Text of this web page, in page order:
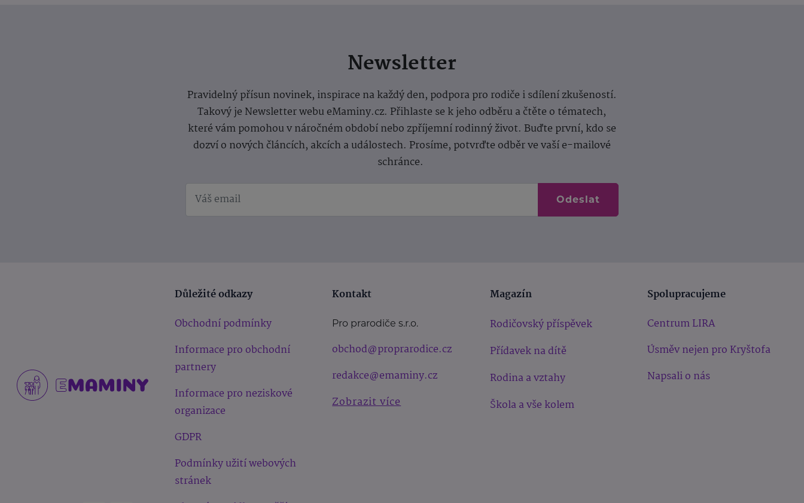
Newsletter
Pravidelný přísun novinek, inspirace na každý den, podpora pro rodiče i sdílení zkušeností.
Takový je Newsletter webu eMaminy.cz. Přihlaste se k jeho odběru a čtěte o tématech,
které vám pomohou v náročném období nebo zpříjemní rodinný život. Buďte první, kdo se
dozví o nových článcích, akcích a událostech. Prosíme, potvrďte odběr ve vaší e-mailové
schránce.
Odeslat
Důležité odkazy
Obchodní podmínky
Informace pro obchodní
partnery
Informace pro neziskové
organizace
GDPR
Podmínky užití webových
stránek
Kontakt
Pro prarodiče s.r.o.
obchod@proprarodice.cz
redakce@emaminy.cz
Zobrazit více
Magazín
Rodičovský příspěvek
Přídavek na dítě
Rodina a vztahy
Škola a vše kolem
Spolupracujeme
Centrum LIRA
Úsměv nejen pro Kryštofa
Napsali o nás